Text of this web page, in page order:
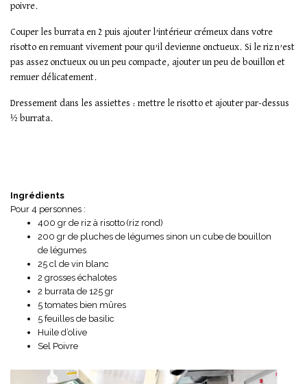
poivre.
Couper les burrata en 2 puis ajouter l’intérieur crémeux dans votre
risotto en remuant vivement pour qu’il devienne onctueux. Si le riz n’est
pas assez onctueux ou un peu compacte, ajouter un peu de bouillon et
remuer délicatement.
Dressement dans les assiettes : mettre le risotto et ajouter par-dessus
½ burrata.
Ingrédients
Pour 4 personnes :
400 gr de riz à risotto (riz rond)
200 gr de pluches de légumes sinon un cube de bouillon
de légumes
25 cl de vin blanc
2 grosses échalotes
2 burrata de 125 gr
5 tomates bien mûres
5 feuilles de basilic
Huile d’olive
Sel Poivre